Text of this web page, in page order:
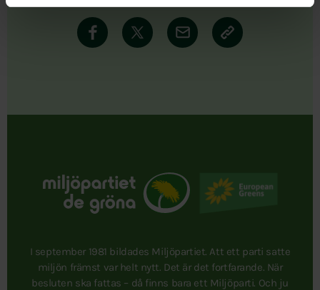
I september 1981 bildades Miljöpartiet. Att ett parti satte
miljön främst var helt nytt. Det är det fortfarande. När
besluten ska fattas – då finns bara ett Miljöparti. Och ju